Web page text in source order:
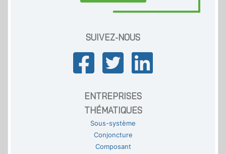
SUIVEZ-NOUS
ENTREPRISES
THÉMATIQUES
Sous-système
Conjoncture
Composant